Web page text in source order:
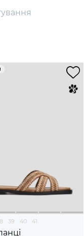
39 40 41